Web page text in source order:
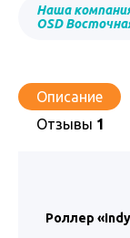
Наша
OSD
Описание
Отзывы 1
Роллер